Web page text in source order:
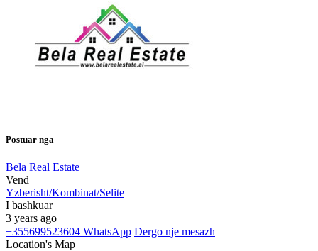
Postuar nga
Bela Real Estate
Vend
Yzberisht/Kombinat/Selite
I bashkuar
3 years ago
+355699523604 WhatsApp Dergo nje mesazh
Location's Map